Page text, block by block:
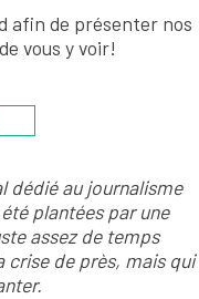
afin de présenter nos
vous y voir!
dédié au journalisme
plantées par une
assez de temps
crise de près, mais qui